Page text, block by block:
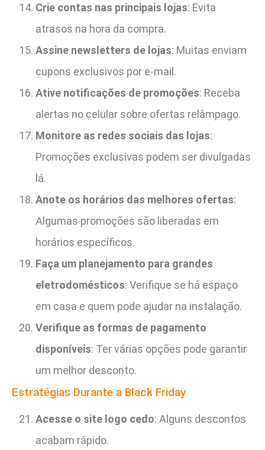
Crie contas nas principais lojas: Evita
atrasos na hora da compra.
Assine newsletters de lojas: Muitas enviam
cupons exclusivos por e-mail.
Ative notificações de promoções: Receba
alertas no celular sobre ofertas relâmpago.
Monitore as redes sociais das lojas:
Promoções exclusivas podem ser divulgadas
lá.
Anote os horários das melhores ofertas:
Algumas promoções são liberadas em
horários específicos.
Faça um planejamento para grandes
eletrodomésticos: Verifique se há espaço
em casa e quem pode ajudar na instalação.
Verifique as formas de pagamento
disponíveis: Ter várias opções pode garantir
um melhor desconto.
Estratégias Durante a Black Friday
Acesse o site logo cedo: Alguns descontos
acabam rápido.